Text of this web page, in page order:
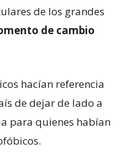
de los grandes
de cambio
hacían referencia
de dejar de lado a
para quienes habían